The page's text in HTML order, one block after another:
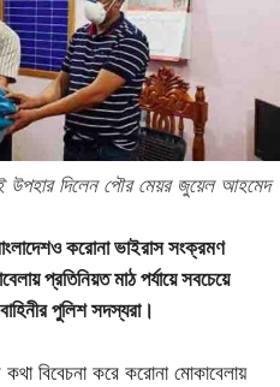
উপহার দিলেন পৌর মেয়র জুয়েল আহমেদ
করোনা ভাইরাস সংক্রমণ
প্রতিনিয়ত মাঠ পর্যায়ে সবচেয়ে
পুলিশ সদস্যরা।
বিবেচনা করে করোনা মোকাবেলায়